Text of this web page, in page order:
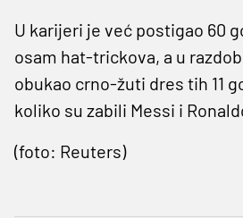
U karijeri je već postigao 60
osam hat-trickova, a u
obukao crno-žuti dres tih 11
koliko su zabili Messi i
(foto: Reuters)